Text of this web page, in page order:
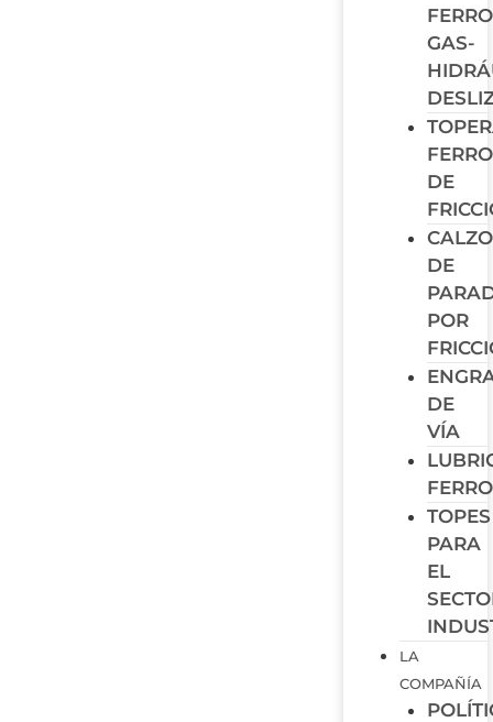
GAS-
DE
DE
POR
DE
VÍA
TOPES
PARA
EL
LA
COMPAÑÍA